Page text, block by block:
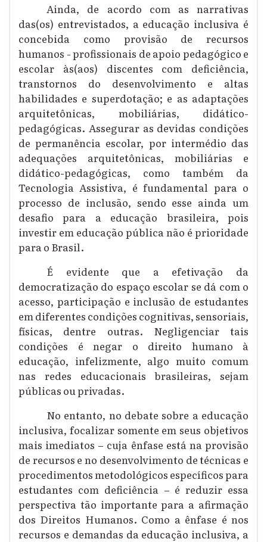
Ainda, de acordo com as narrativas
das(os) entrevistados, a educação inclusiva é
concebida como provisão de recursos
humanos -profissionais de apoio pedagógico e
escolar
às(aos) discentes com deficiência,
transtornos do desenvolvimento e altas
habilidades e superdotação; e as adaptações
arquitetônicas, mobiliárias, didático-
pedagógicas. Assegurar as devidas condições
de permanência escolar, por intermédio das
adequações arquitetônicas, mobiliárias
e
didático-pedagógicas, como também da
Tecnologia Assistiva, é fundamental para o
processo de inclusão, sendo esse ainda um
desafio para a educação brasileira, pois
investir em educação pública não é prioridade
para o Brasil.
É evidente que a efetivação da
democratização do espaço escolar se dá com o
acesso, participação e inclusão de estudantes
em diferentes condições cognitivas, sensoriais,
físicas, dentre outras. Negligenciar tais
condições é negar o direito humano à
educação, infelizmente, algo muito comum
nas redes educacionais brasileiras, sejam
públicas ou privadas.
No entanto, no debate sobre a educação
inclusiva, focalizar somente em seus objetivos
mais imediatos – cuja ênfase está na provisão
de recursos eno desenvolvimento de técnicas e
procedimentos metodológicos específicos para
estudantes com deficiência – é reduzir essa
perspectiva tão importante para a afirmação
dos Direitos Humanos. Como a ênfase é nos
recursos e demandas da educação inclusiva, a